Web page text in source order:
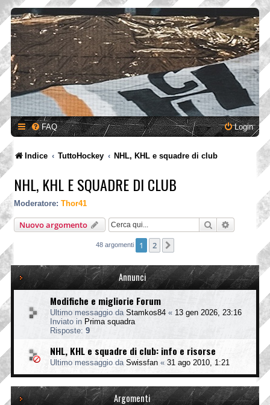
FAQ Login
Indice TuttoHockey NHL, KHL e squadre di club
NHL, KHL E SQUADRE DI CLUB
Moderatore: Thor41
Nuovo argomento Cerca Ricerca
48 argomenti 1 2
Annunci
Modifiche e migliorie Forum
Ultimo messaggio da Stamkos84 « 13 gen 2026, 23:16
Inviato in Prima squadra
Risposte: 9
NHL, KHL e squadre di club: info e risorse
Ultimo messaggio da Swissfan « 31 ago 2010, 1:21
Argomenti